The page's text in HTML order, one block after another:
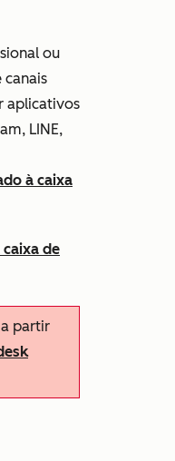
ou
canais
aplicativos
LINE,
à caixa
de
partir